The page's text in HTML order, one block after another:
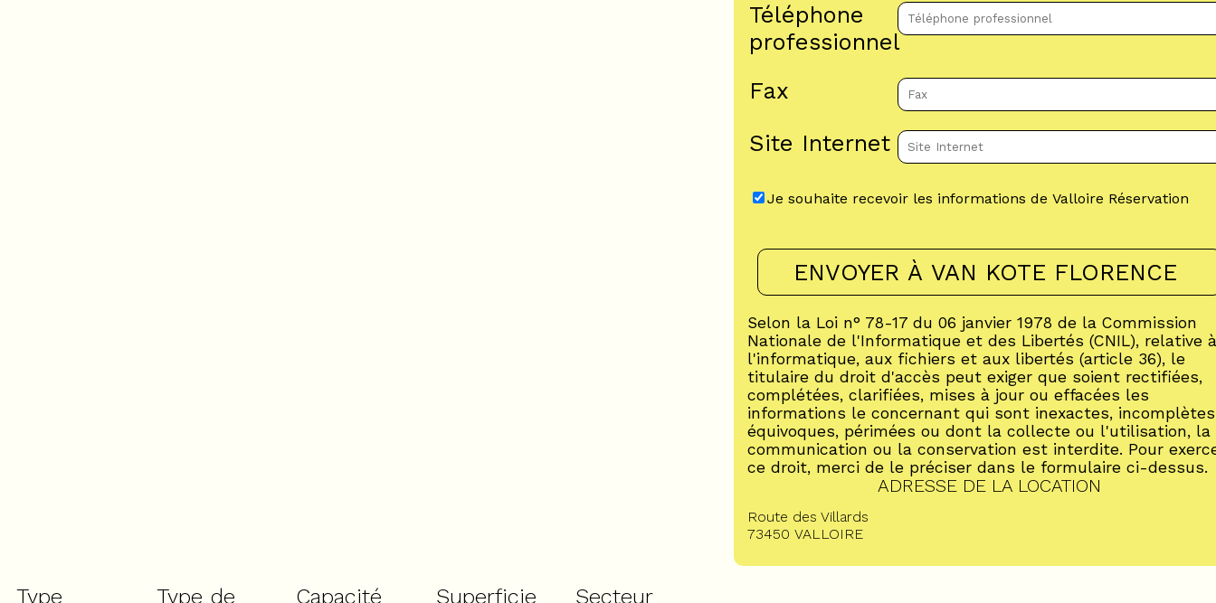
Téléphone
professionnel
Fax
Site Internet
Je souhaite recevoir les informations de Valloire Réservation
Selon la Loi n° 78-17 du 06 janvier 1978 de la Commission
Nationale de l'Informatique et des Libertés (CNIL), relative à
l'informatique, aux fichiers et aux libertés (article 36), le
titulaire du droit d'accès peut exiger que soient rectifiées,
complétées, clarifiées, mises à jour ou effacées les
informations le concernant qui sont inexactes,
équivoques, périmées ou dont la collecte ou l'utilisation, la
communication ou la conservation est interdite. Pour
ce droit, merci de le préciser dans le formulaire ci-dessus.
ADRESSE DE LA LOCATION
Route des Villards
73450 VALLOIRE
Type
Type de
Capacité
Superficie
Secteur